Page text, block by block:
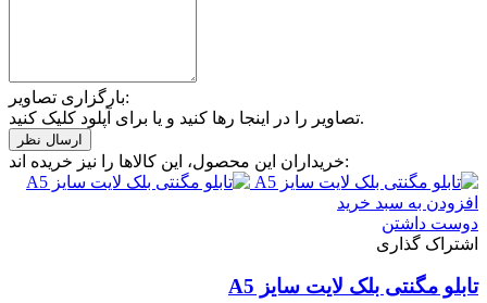
بارگزاری تصاویر:
تصاویر را در اینجا رها کنید و یا برای آپلود کلیک کنید.
خریداران این محصول، این کالاها را نیز خریده اند:
افزودن به سبد خرید
دوست داشتن
اشتراک گذاری
تابلو مگنتی بلک لایت سایز A5